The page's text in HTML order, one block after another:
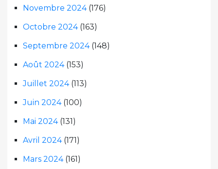
Novembre 2024(176)
Octobre 2024(163)
Septembre 2024(148)
Août 2024(153)
Juillet 2024(113)
Juin 2024(100)
Mai 2024(131)
Avril 2024(171)
Mars 2024(161)